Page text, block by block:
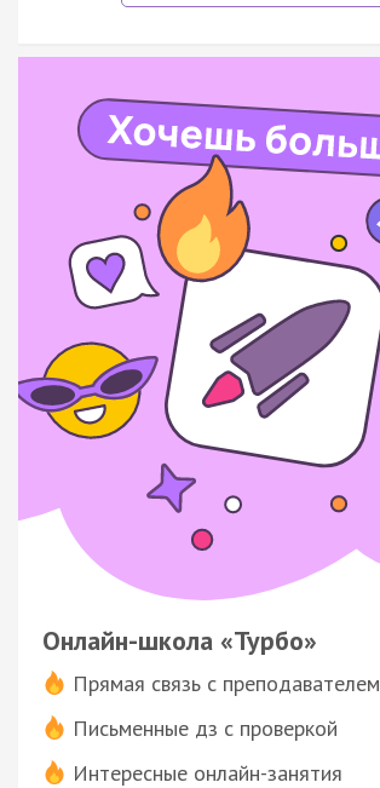
Онлайн-школа «Турбо»
Прямая связь с преподавателем
Письменные дз с проверкой
Интересные онлайн-занятия